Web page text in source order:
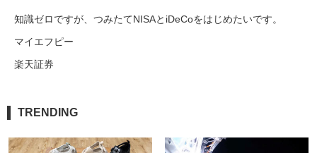
知識ゼロですが、つみたてNISAとiDeCoをはじめたいです。
マイエフピー
楽天証券
TRENDING